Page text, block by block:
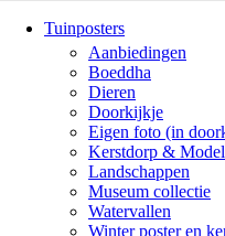
Tuinposters
Aanbiedingen
Boeddha
Dieren
Doorkijkje
Eigen foto (in
Kerstdorp &
Landschappen
Museum collectie
Watervallen
Winter poster en